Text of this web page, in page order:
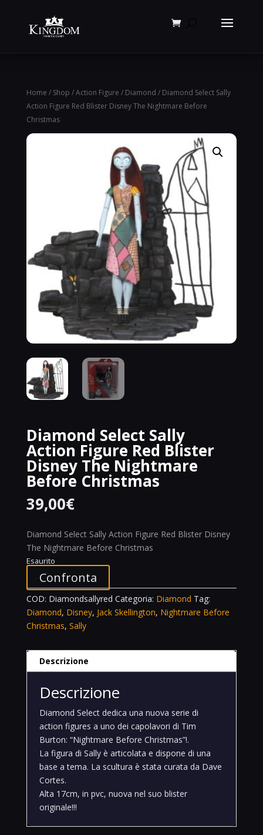
Home / Shop /Action Figure / Diamond / Diamond Select Sally
Action Figure Red Blister Disney The Nightmare Before
Christmas
Diamond Select Sally
Action Figure Red Blister
Disney The Nightmare
Before Christmas
39,00€
Diamond Select Sally Action Figure Red Blister Disney
The Nightmare Before Christmas
Esaurito
Confronta
COD: Diamondsallyred Categoria: Diamond Tag:
Diamond, Disney, Jack Skellington, Nightmare Before
Christmas, Sally
Descrizione
Descrizione
Diamond Select dedica una nuova serie di
action figures a uno dei capolavori di Tim
Burton: “Nightmare Before Christmas”!.
La figura di Sally è articolata e dispone di una
base a tema. La scultura è stata curata da Dave
Cortes.
Alta 17cm, in pvc, nuova nel suo blister
originale!!!